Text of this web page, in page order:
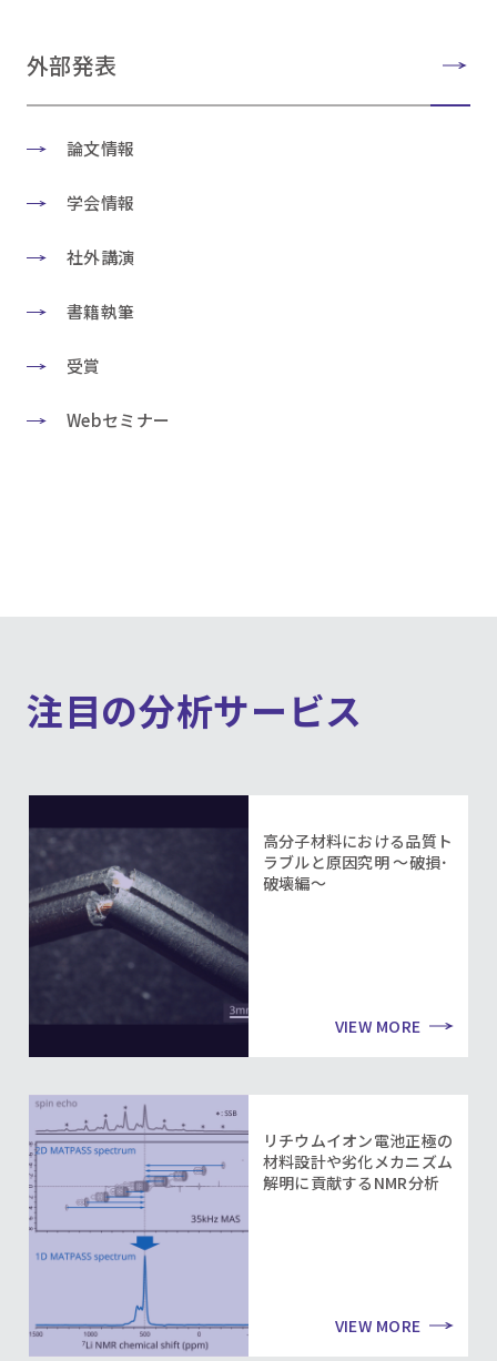
外部発表
論文情報
学会情報
社外講演
書籍執筆
受賞
Webセミナー
注目の分析サービス
高分子材料における品質ト
ラブルと原因究明 ～破損･
破壊編～
VIEW MORE
リチウムイオン電池正極の
材料設計や劣化メカニズム
解明に貢献するNMR分析
VIEW MORE